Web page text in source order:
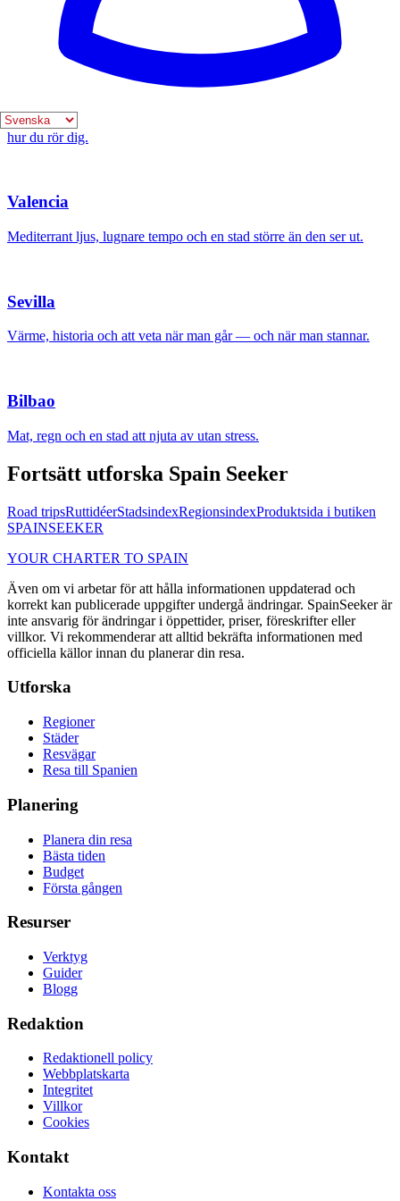
Staden som aldrig sover — och där många resenärer tappar halva
resan på improvisation.
Modernism, turistmassor och en stad som skiftar helt beroende på
hur du rör dig.
Valencia
Mediterrant ljus, lugnare tempo och en stad större än den ser ut.
Sevilla
Värme, historia och att veta när man går — och när man stannar.
Bilbao
Mat, regn och en stad att njuta av utan stress.
Fortsätt utforska Spain Seeker
Road tripsRuttidéerStadsindexRegionsindexProduktsida i butiken
SPAINSEEKER
YOUR CHARTER TO SPAIN
Även om vi arbetar för att hålla informationen uppdaterad och
korrekt kan publicerade uppgifter undergå ändringar. SpainSeeker är
inte ansvarig för ändringar i öppettider, priser, föreskrifter eller
villkor. Vi rekommenderar att alltid bekräfta informationen med
officiella källor innan du planerar din resa.
Utforska
Regioner
Städer
Resvägar
Resa till Spanien
Planering
Planera din resa
Bästa tiden
Budget
Första gången
Resurser
Verktyg
Guider
Blogg
Redaktion
Redaktionell policy
Webbplatskarta
Integritet
Villkor
Cookies
Kontakt
Kontakta oss